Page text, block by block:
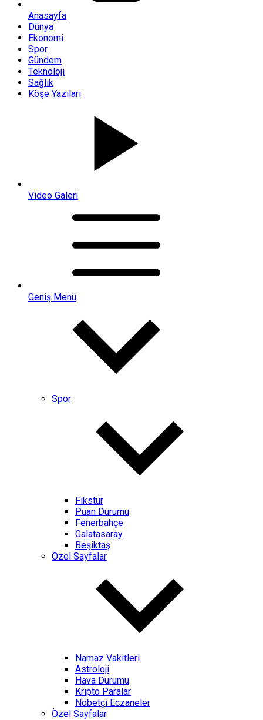
Anasayfa
Dünya
Ekonomi
Spor
Gündem
Teknoloji
Sağlık
Köşe Yazıları
Video Galeri
Geniş Menü
Spor
Fikstür
Puan Durumu
Fenerbahçe
Galatasaray
Beşiktaş
Özel Sayfalar
Namaz Vakitleri
Astroloji
Hava Durumu
Kripto Paralar
Nöbetçi Eczaneler
Özel Sayfalar